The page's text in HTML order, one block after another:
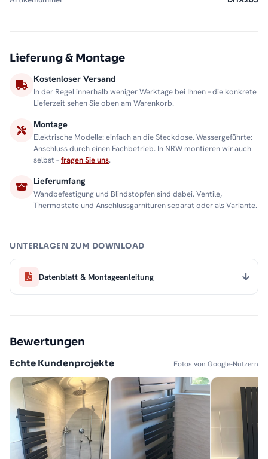
Lieferung & Montage
Kostenloser Versand
In der Regel innerhalb weniger Werktage bei Ihnen – die konkrete
Lieferzeit sehen Sie oben am Warenkorb.
Montage
Elektrische Modelle: einfach an die Steckdose. Wassergeführte:
Anschluss durch einen Fachbetrieb. In NRW montieren wir auch
selbst –fragen Sie uns.
Lieferumfang
Wandbefestigung und Blindstopfen sind dabei. Ventile,
Thermostate und Anschlussgarnituren separat oder als Variante.
UNTERLAGEN ZUM DOWNLOAD
Datenblatt & Montageanleitung
Bewertungen
Echte Kundenprojekte Fotos von Google-Nutzern